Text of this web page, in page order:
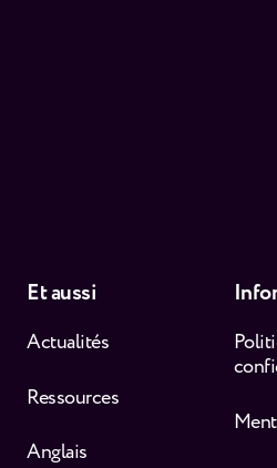
Et aussi
Actualités
Ressources
Anglais